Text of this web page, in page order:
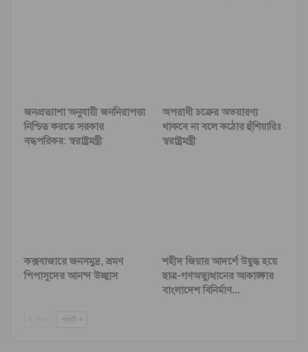
জনপ্রত্যাশা অনুযায়ী জননিরাপত্তা
নিশ্চিত করতে সরকার
বদ্ধপরিকর: স্বরাষ্ট্রমন্ত্রী
অপরাধী চক্রের অভয়ারণ্য
থাকবে না বলে কঠোর হুঁশিয়ারিঃ
স্বরাষ্ট্রমন্ত্রী
কক্সবাজারে জনসমুদ্র, ভ্রমণ
পিপাসুদের আনন্দ উচ্ছ্বাস
শহীদ জিয়ার আদর্শে উদ্বুদ্ধ হয়ে
ছাত্র-গণঅভ্যুত্থানের আকাঙ্ক্ষার
বাংলাদেশ বিনির্মাণ…
পরবর্তী